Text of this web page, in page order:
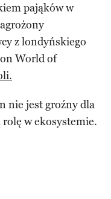
pająków w
z londyńskiego
World of
nie jest groźny dla
rolę w ekosystemie.